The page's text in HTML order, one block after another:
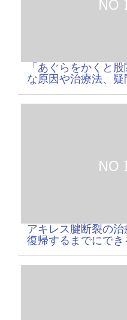
「あぐらをかくと
な原因や治療法、疑
アキレス腱断裂の
復帰するまでにでき